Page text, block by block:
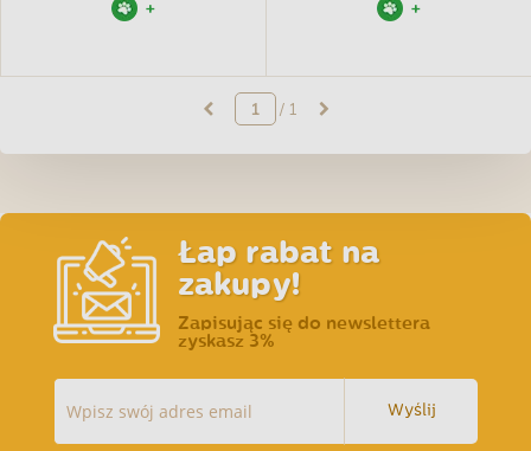
+ +
/ 1
Łap rabat na
zakupy!
Zapisując się do newslettera
zyskasz 3%
Wyślij